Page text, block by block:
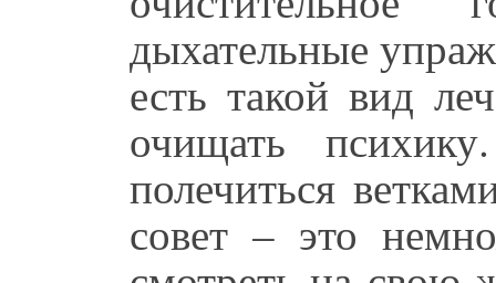
дыхательные
есть такой вид
очищать
полечиться
совет – это